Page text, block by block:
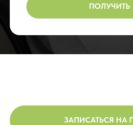
ПОЛУЧИТЬ
ЗАПИСАТЬСЯ НА